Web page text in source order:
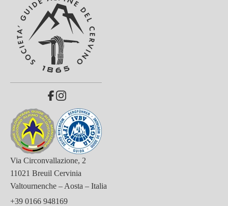
Via Circonvallazione, 2
11021 Breuil Cervinia
Valtournenche – Aosta – Italia
+39 0166 948169